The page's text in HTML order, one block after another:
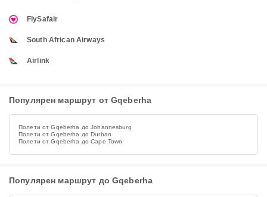
FlySafair
South African Airways
Airlink
Популярен маршрут от Gqeberha
Полети от Gqeberha до Johannesburg
Полети от Gqeberha до Durban
Полети от Gqeberha до Cape Town
Популярен маршрут до Gqeberha